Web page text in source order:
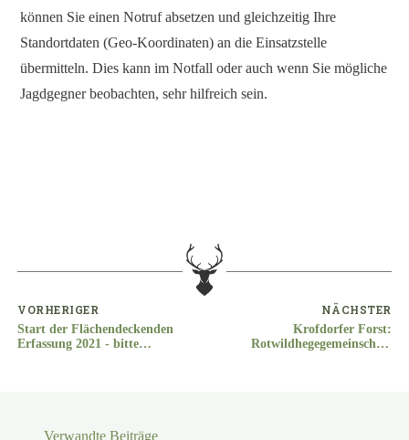
können Sie einen Notruf absetzen und gleichzeitig Ihre
Standortdaten (Geo-Koordinaten) an die Einsatzstelle
übermitteln. Dies kann im Notfall oder auch wenn Sie mögliche
Jagdgegner beobachten, sehr hilfreich sein.
VORHERIGER
Start der Flächendeckenden
Erfassung 2021 - bitte
NÄCHSTER
Krofdorfer Forst:
Rotwildhegegemeinschaft
Verwandte Beiträge